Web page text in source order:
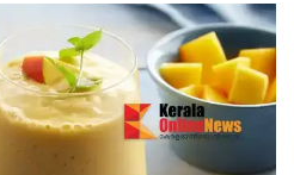
വാഹനമോടിച്ചതിനു